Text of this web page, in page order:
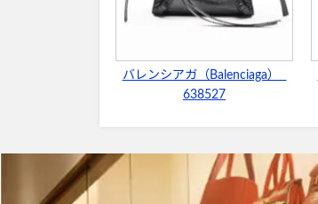
バレンシアガ（Balenciaga）
638527